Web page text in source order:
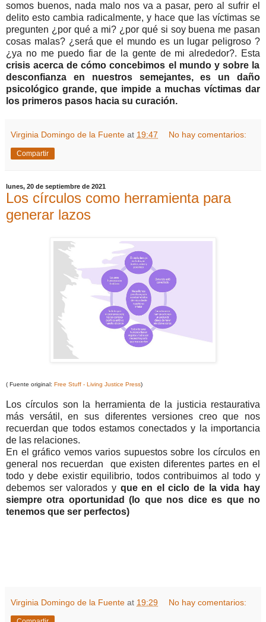
somos buenos, nada malo nos va a pasar, pero al sufrir el
delito esto cambia radicalmente, y hace que las víctimas se
pregunten ¿por qué a mi? ¿por qué si soy buena me pasan
cosas malas? ¿será que el mundo es un lugar peligroso ?
¿ya no me puedo fiar de la gente de mi alrededor?. Esta
crisis acerca de cómo concebimos el mundo y sobre la
desconfianza en nuestros semejantes, es un daño
psicológico grande, que impide a muchas víctimas dar
los primeros pasos hacia su curación.
Virginia Domingo de la Fuente at 19:47 No hay comentarios:
Compartir
lunes, 20 de septiembre de 2021
Los círculos como herramienta para
generar lazos
( Fuente original: Free Stuff - Living Justice Press)
Los círculos son la herramienta de la justicia restaurativa
más versátil, en sus diferentes versiones creo que nos
recuerdan que todos estamos conectados y la importancia
de las relaciones.
En el gráfico vemos varios supuestos sobre los círculos en
general nos recuerdan que existen diferentes partes en el
todo y debe existir equilibrio, todos contribuimos al todo y
debemos ser valorados y que en el ciclo de la vida hay
siempre otra oportunidad (lo que nos dice es que no
tenemos que ser perfectos)
Virginia Domingo de la Fuente at 19:29 No hay comentarios: